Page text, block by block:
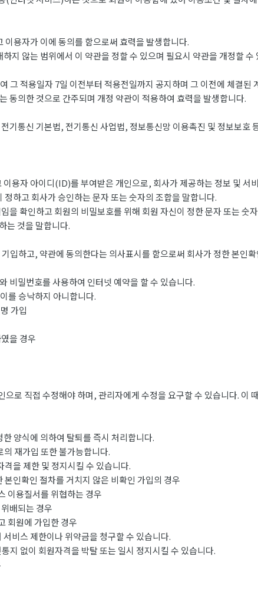
용자가 이에 동의를 함으로써 효력을 발생합니다.
지 않는 범위에서 이 약관을 정할 수 있으며 필요시 약관을 개정할
그 적용일자 7일 이전부터 적용전일까지 공지하며 그 이전에 체결된
동의한 것으로 간주되며 개정 약관이 적용하여 효력을 발생합니다.
기통신 기본법, 전기통신 사업법, 정보통신망 이용촉진 및 정보보호
용자 아이디(ID)를 부여받은 개인으로, 회사가 제공하는 정보 및 서
하고 회사가 승인하는 문자 또는 숫자의 조합을 말합니다.
확인하고 회원의 비밀보호를 위해 회원 자신이 정한 문자 또는 숫
는 것을 말합니다.
입하고, 약관에 동의한다는 의사표시를 함으로써 회사가 정한 본인
비밀번호를 사용하여 인터넷 예약을 할 수 있습니다.
를 승낙하지 아니합니다.
가입
을 경우
로 직접 수정해야 하며, 관리자에게 수정을 요구할 수 있습니다. 이
양식에 의하여 탈퇴를 즉시 처리합니다.
재가입 또한 불가능합니다.
을 제한 및 정지시킬 수 있습니다.
인확인 절차를 거치지 않은 비확인 가입의 경우
용질서를 위협하는 경우
배되는 경우
원에 가입한 경우
비스 제한이나 위약금을 청구할 수 있습니다.
지 없이 회원자격을 박탈 또는 일시 정지시킬 수 있습니다.